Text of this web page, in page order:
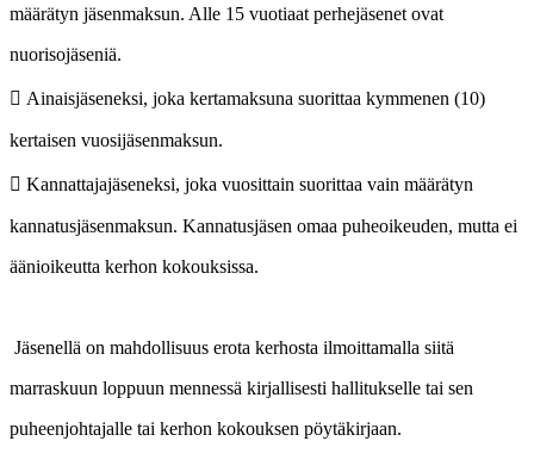
määrätyn jäsenmaksun. Alle 15 vuotiaat perhejäsenet ovat
nuorisojäseniä.
 Ainaisjäseneksi, joka kertamaksuna suorittaa kymmenen (10)
kertaisen vuosijäsenmaksun.
 Kannattajajäseneksi, joka vuosittain suorittaa vain määrätyn
kannatusjäsenmaksun. Kannatusjäsen omaa puheoikeuden, mutta ei
äänioikeutta kerhon kokouksissa.
Jäsenellä on mahdollisuus erota kerhosta ilmoittamalla siitä
marraskuun loppuun mennessä kirjallisesti hallitukselle tai sen
puheenjohtajalle tai kerhon kokouksen pöytäkirjaan.